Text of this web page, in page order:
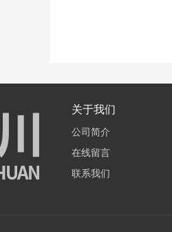
关于我们
公司简介
在线留言
联系我们